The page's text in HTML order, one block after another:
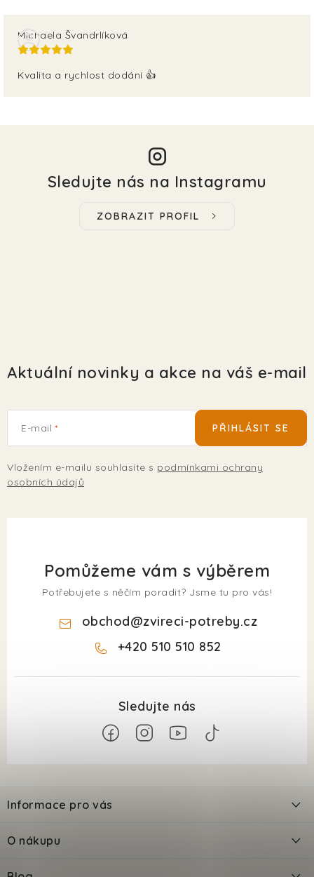
Michaela Švandrlíková
Kvalita a rychlost dodání 👍
Sledujte nás na Instagramu
ZOBRAZIT PROFIL
Aktuální novinky a akce na váš e-mail
E-mail
Vložením e-mailu souhlasíte s podmínkami ochrany
osobních údajů
PŘIHLÁSIT SE
Pomůžeme vám s výběrem
Potřebujete s něčím poradit? Jsme tu pro vás!
obchod@zvireci-potreby.cz
+420 510 510 852
p
a
Informace pro vás
O nákupu